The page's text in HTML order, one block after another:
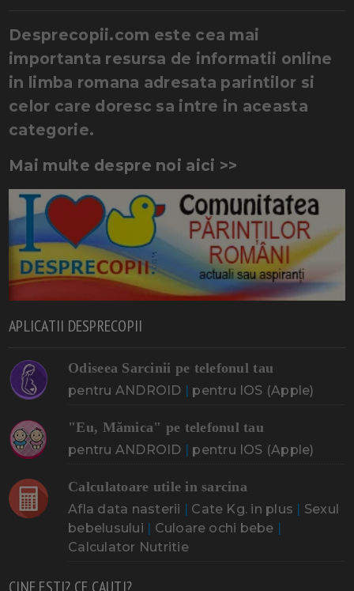
Desprecopii.com este cea mai
importanta resursa de informatii online
in limba romana adresata parintilor si
celor care doresc sa intre in aceasta
categorie.
Mai multe despre noi aici >>
APLICATII DESPRECOPII
Odiseea Sarcinii pe telefonul tau
pentru ANDROID pentru IOS (Apple)
"Eu, Mămica" pe telefonul tau
pentru ANDROID pentru IOS (Apple)
Calculatoare utile in sarcina
Afla data nasterii Cate Kg. in plus
Sexul
bebelusului
Culoare ochi bebe
Calculator Nutritie